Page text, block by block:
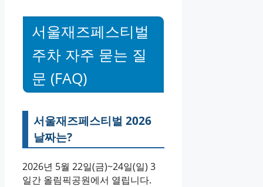
서울재즈페스티벌
주차 자주 묻는 질
문 (FAQ)
서울재즈페스티벌 2026
날짜는?
2026년 5월 22일(금)~24일(일) 3
일간 올림픽공원에서 열립니다.